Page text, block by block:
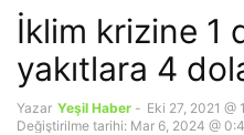
İklim krizine 1
yakıtlara 4
Yazar Yeşil Haber - Eki 27, 2021 @
Değiştirilme tarihi: Mar 6, 2024 @